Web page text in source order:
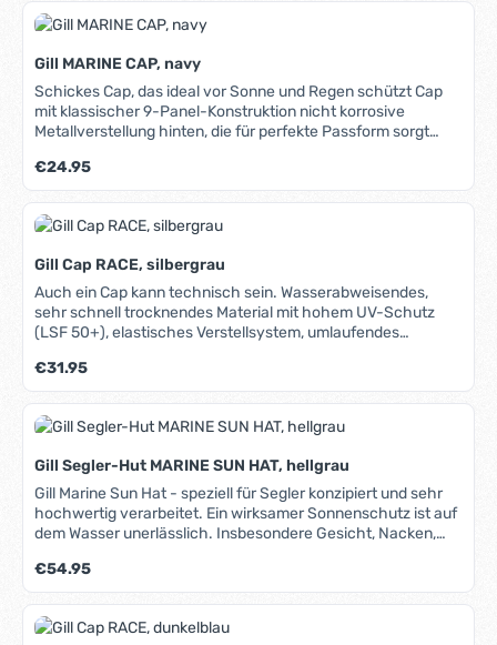
Gill MARINE CAP, navy
Schickes Cap, das ideal vor Sonne und Regen schützt Cap
mit klassischer 9-Panel-Konstruktion nicht korrosive
Metallverstellung hinten, die für perfekte Passform sorgt
Aktivität auf oder am Wasser
Regulärer Preis:
€24.95
Gill Cap RACE, silbergrau
Auch ein Cap kann technisch sein. Wasserabweisendes,
sehr schnell trocknendes Material mit hohem UV-Schutz
(LSF 50+), elastisches Verstellsystem, umlaufendes
Reflektionen reduziert und UV-Strahlung absorbiert, sehr
aufwändiger, flacher Schnitt mit guter Paßform, serienmäßig
mit Sicherungsclip (Capholder).
Regulärer Preis:
€31.95
Gill Segler-Hut MARINE SUN HAT, hellgrau
Gill Marine Sun Hat - speziell für Segler konzipiert und sehr
hochwertig verarbeitet. Ein wirksamer Sonnenschutz ist auf
dem Wasser unerlässlich. Insbesondere Gesicht, Nacken,
sind gefährdet. Der eigens für den Einsatz beim Segeln
entwickelte Marine Sun Hat schützt durch seine breite
Krempe und einen starken UV-Schutz (50+) alle Kopfpartien.
Die helle Farbe verhindert ein zu starkes Aufheizen. Da das
Regulärer Preis:
€54.95